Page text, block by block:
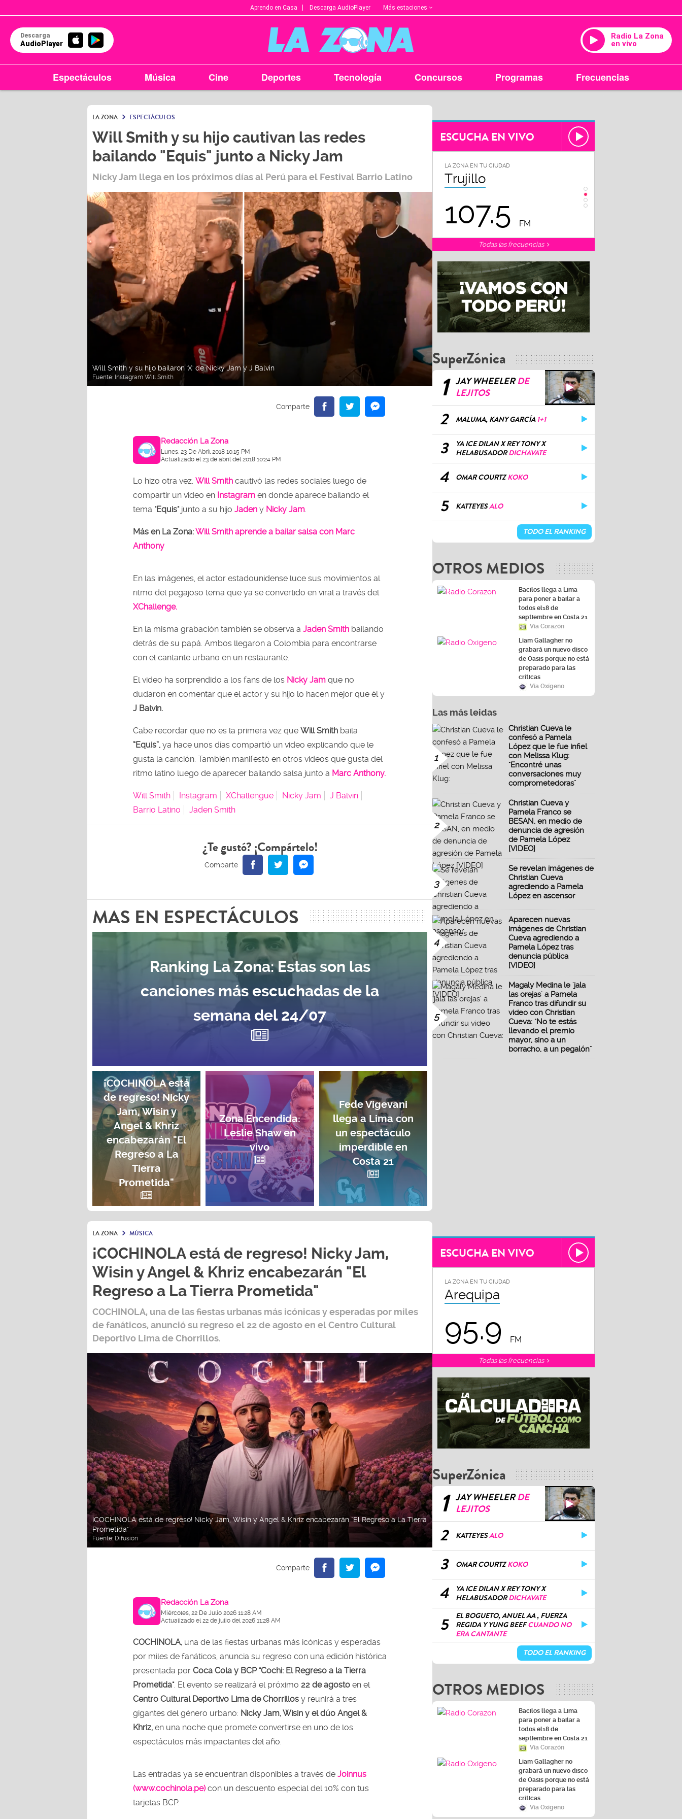
Aprendo en Casa Descarga AudioPlayer Más estaciones
Descarga
AudioPlayer
Radio La Zona
en vivo
Espectáculos Música Cine Deportes Tecnología Concursos Programas Frecuencias
LA ZONA ESPECTÁCULOS
Will Smith y su hijo cautivan las redes
bailando "Equis" junto a Nicky Jam
Nicky Jam llega en los próximos días al Perú para el Festival Barrio Latino
Will Smith y su hijo bailaron 'X' de Nicky Jam y J Balvin
Fuente: Instagram Will Smith
Redacción La Zona
Lunes, 23 De Abril 2018 10:15 PM
Actualizado el 23 de abril del 2018 10:24 PM
Lo hizo otra vez. Will Smith cautivó las redes sociales luego de
compartir un video en Instagram en donde aparece bailando el
tema "Equis"junto a su hijo Jaden y Nicky Jam
Más en La Zona:Will Smith aprende a bailar salsa con Marc
Anthony
En las imágenes, el actor estadounidense luce sus movimientos al
ritmo del pegajoso tema que ya se convertido en viral a través del
XChallenge.
En la misma grabación también se observa a Jaden Smith bailando
detrás de su papá. Ambos llegaron a Colombia para encontrarse
con el cantante urbano en un restaurante.
El video ha sorprendido a los fans de los Nicky Jam que no
dudaron en comentar que el actor y su hijo lo hacen mejor que él y
J Balvin.
Cabe recordar que no es la primera vez que Will Smith baila
“Equis”, ya hace unos días compartió un video explicando que le
gusta la canción. También manifestó en otros videos que gusta del
ritmo latino luego de aparecer bailando salsa junto a Marc Anthony.
Will Smith Instagram XChallengue Nicky Jam
J Balvin
Barrio Latino
Jaden Smith
¿Te gustó? ¡Compártelo!
MAS EN ESPECTÁCULOS
Ranking La Zona: Estas son las
canciones más escuchadas de la
semana del 24/07
¡COCHINOLA está
de regreso! Nicky
Jam, Wisin y
Angel & Khriz
encabezarán "El
Regreso a La
Tierra
Prometida"
Zona Encendida:
Leslie Shaw en
vivo
Fede Vigevani
llega a Lima con
un espectáculo
imperdible en
Costa 21
ESCUCHA EN VIVO
LA ZONA EN TU CIUDAD
Arequipa
95.9 FM
LA ZONA EN TU CIUDAD
Trujillo
107.5 FM 102.3
Todas las frecuencias
SuperZónica
1 JAY WHEELERDE
LEJITOS
2 MALUMA, KANY GARCÍA 1+1
3
YA ICE DILAN X REY TONY X
HELABUSADORDICHAVATE
4 OMAR COURTZKOKO
5 KATTEYESALO
TODO EL RANKING
OTROS MEDIOS
Bacilos llega a Lima
para poner a bailar a
todos el18 de
septiembre en Costa 21
Vía Corazón
Liam Gallagher no
grabará un nuevo disco
de Oasis porque no está
preparado para las
críticas
Vía Oxígeno
Las más leidas
1
Christian Cueva le
confesó a Pamela
López que le fue infiel
con Melissa Klug:
"Encontré unas
conversaciones muy
comprometedoras"
2
Christian Cueva y
Pamela Franco se
BESAN, en medio de
denuncia de agresión
de Pamela López
[VIDEO]
3
Se revelan imágenes de
Christian Cueva
agrediendo a Pamela
López en ascensor
4
Aparecen nuevas
imágenes de Christian
Cueva agrediendo a
Pamela López tras
denuncia pública
[VIDEO]
5
Magaly Medina le 'jala
las orejas' a Pamela
Franco tras difundir su
video con Christian
Cueva: "No te estás
llevando el premio
mayor, sino a un
borracho, a un pegalón"
LA ZONA MÚSICA
¡COCHINOLA está de regreso! Nicky Jam,
Wisin y Angel & Khriz encabezarán "El
Regreso a La Tierra Prometida"
COCHINOLA, una de las fiestas urbanas más icónicas y esperadas por miles
de fanáticos, anunció su regreso el 22 de agosto en el Centro Cultural
Deportivo Lima de Chorrillos.
¡COCHINOLA está de regreso! Nicky Jam, Wisin y Angel & Khriz encabezarán "El Regreso a La Tierra
Prometida"
Fuente: Difusión
Redacción La Zona
Miércoles, 22 De Julio 2026 11:28 AM
Actualizado el 22 de julio del 2026 11:28 AM
COCHINOLA, una de las fiestas urbanas más icónicas y esperadas
por miles de fanáticos, anuncia su regreso con una edición histórica
presentada por Coca Cola y BCP "Cochi: El Regreso a la Tierra
Prometida". El evento se realizará el próximo 22 de agosto en el
Centro Cultural Deportivo Lima de Chorrillos y reunirá a tres
gigantes del género urbano: Nicky Jam, Wisin y el dúo Angel &
Khriz, en una noche que promete convertirse en uno de los
espectáculos más impactantes del año.
Las entradas ya se encuentran disponibles a través de Joinnus
(www.cochinola.pe)con un descuento especial del 10% con tus
tarjetas BCP.
ESCUCHA EN VIVO
LA ZONA EN TU CIUDAD
Arequipa
95.9 FM
Todas las frecuencias
SuperZónica
1 JAY WHEELERDE
LEJITOS
2 KATTEYESALO
3 OMAR COURTZKOKO
4
YA ICE DILAN X REY TONY X
HELABUSADORDICHAVATE
5
EL BOGUETO, ANUEL AA , FUERZA
REGIDA Y YUNG BEEFCUANDO NO
ERA CANTANTE
TODO EL RANKING
OTROS MEDIOS
Bacilos llega a Lima
para poner a bailar a
todos el18 de
septiembre en Costa 21
Vía Corazón
Liam Gallagher no
grabará un nuevo disco
de Oasis porque no está
preparado para las
críticas
Vía Oxígeno